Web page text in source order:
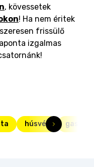
, kövessetek
! Ha nem éritek
frissülő
izgalmas
húsvét